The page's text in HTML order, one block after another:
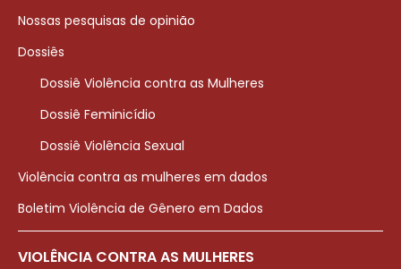
Nossas pesquisas de opinião
Dossiês
Dossiê Violência contra as Mulheres
Dossiê Feminicídio
Dossiê Violência Sexual
Violência contra as mulheres em dados
Boletim Violência de Gênero em Dados
VIOLÊNCIA CONTRA AS MULHERES